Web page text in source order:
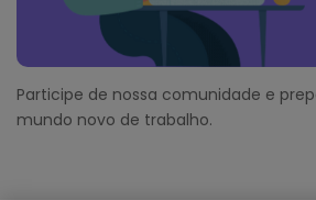
Participe de nossa comunidade e
mundo novo de trabalho.